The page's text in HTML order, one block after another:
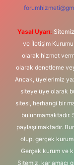
Yasal Uyarı:
ve İletişim Kurumu
olarak hizmet
olarak denetleme
Ancak, üyelerimiz
siteye üye olarak
sitesi, herhangi bir
bulunmamaktadır.
paylaşılmaktadır.
olup, gerçek kurum
Gerçek kurum ve
Sitemiz, kar amacı